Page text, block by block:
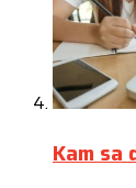
Kam sa